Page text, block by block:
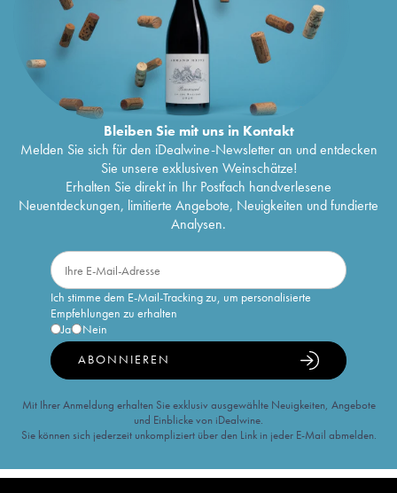
Bleiben Sie mit uns in Kontakt
Melden Sie sich für den iDealwine-Newsletter an und entdecken
Sie unsere exklusiven Weinschätze!
Erhalten Sie direkt in Ihr Postfach handverlesene
Neuentdeckungen, limitierte Angebote, Neuigkeiten und fundierte
Analysen.
Ich stimme dem E-Mail-Tracking zu, um personalisierte
Empfehlungen zu erhalten
Ja
Nein
ABONNIEREN
Mit Ihrer Anmeldung erhalten Sie exklusiv ausgewählte Neuigkeiten, Angebote
und Einblicke von iDealwine.
Sie können sich jederzeit unkompliziert über den Link in jeder E-Mail abmelden.